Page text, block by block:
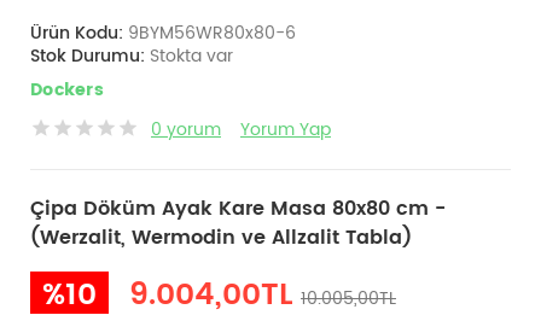
Ürün Kodu: 9BYM56WR80x80-6
Stok Durumu: Stokta var
Dockers
0 yorum
Yorum Yap
Çipa Döküm Ayak Kare Masa 80x80 cm -
(Werzalit, Wermodin ve Allzalit Tabla)
%10 9.004,00TL 10.005,00TL